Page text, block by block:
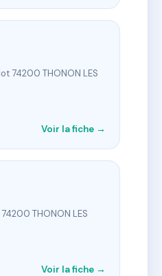
74200 THONON LES
Voir la fiche →
THONON LES
Voir la fiche →